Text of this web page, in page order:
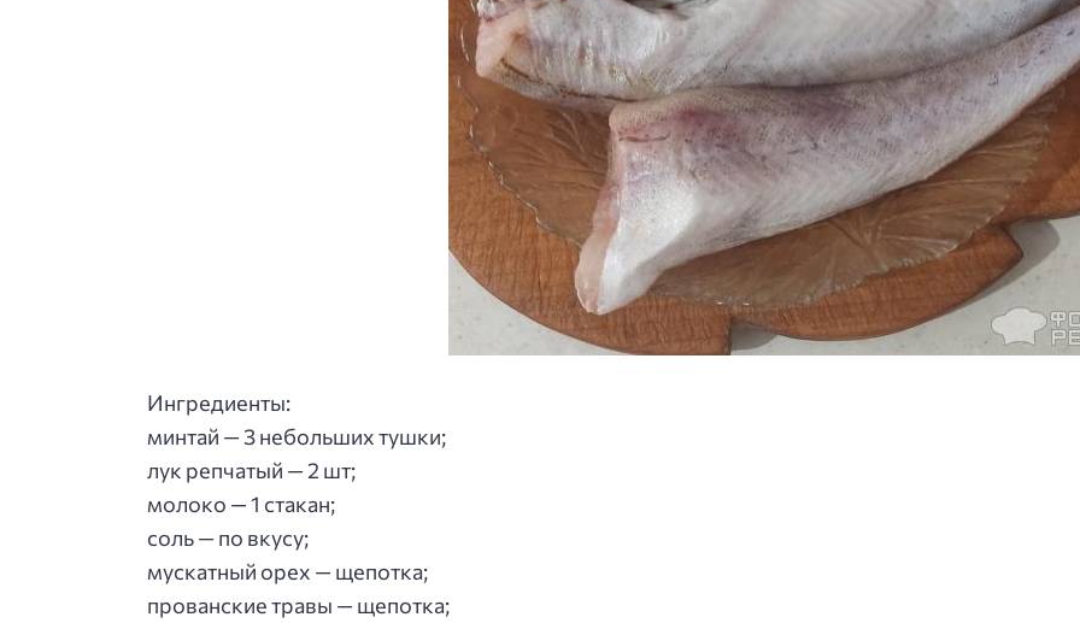
Ингредиенты:
минтай — 3 небольших тушки;
лук репчатый — 2 шт;
молоко — 1 стакан;
соль — по вкусу;
мускатный орех — щепотка;
прованские травы — щепотка;